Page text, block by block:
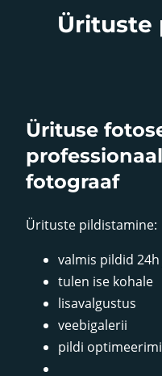
Ürituste
Ürituse
fotograaf
Ürituste pildistamine:
valmis pildid
tulen ise kohale
lisavalgustus
veebigalerii
pildi